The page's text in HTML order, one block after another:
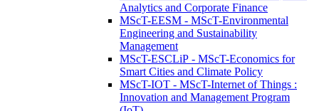
Analytics and Corporate Finance
MScT-EESM - MScT-Environmental
Engineering and Sustainability
Management
MScT-ESCLiP - MScT-Economics for
Smart Cities and Climate Policy
MScT-IOT - MScT-Internet of Things :
Innovation and Management Program